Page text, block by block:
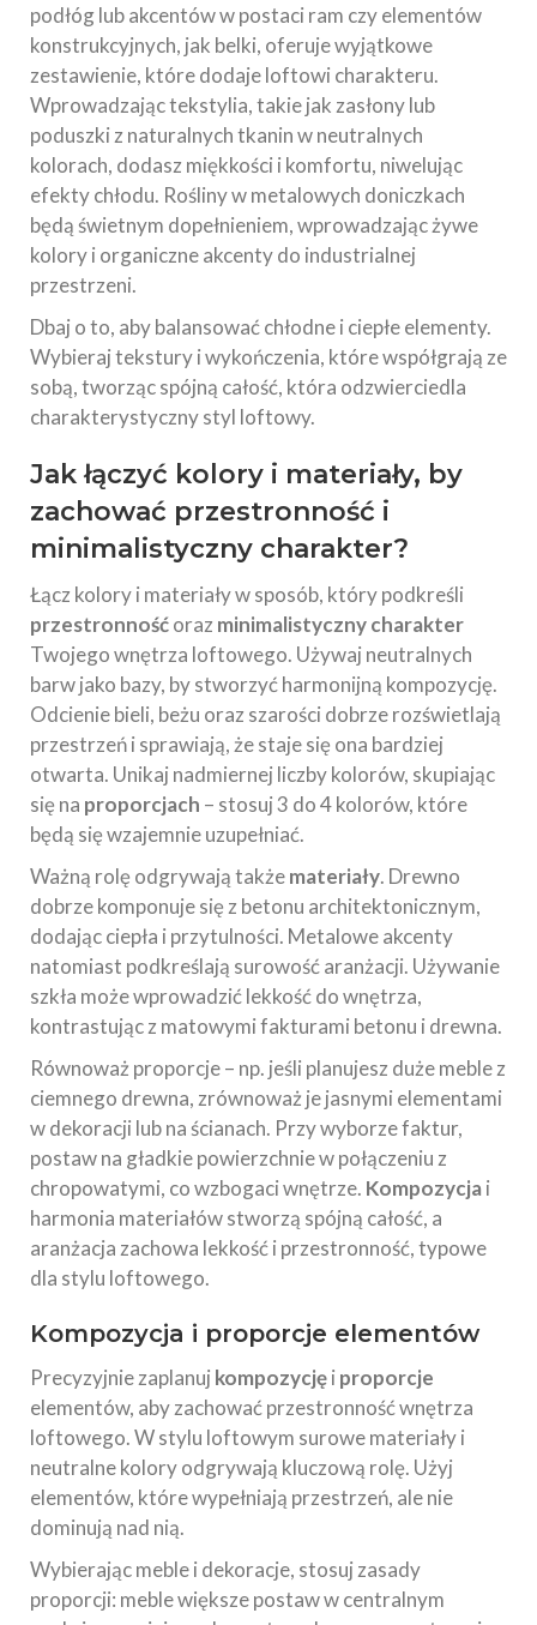
podłóg lub akcentów w postaci ram czy elementów
konstrukcyjnych, jak belki, oferuje wyjątkowe
zestawienie, które dodaje loftowi charakteru.
Wprowadzając tekstylia, takie jak zasłony lub
poduszki z naturalnych tkanin w neutralnych
kolorach, dodasz miękkości i komfortu, niwelując
efekty chłodu. Rośliny w metalowych doniczkach
będą świetnym dopełnieniem, wprowadzając żywe
kolory i organiczne akcenty do industrialnej
przestrzeni.
Dbaj o to, aby balansować chłodne i ciepłe elementy.
Wybieraj tekstury i wykończenia, które współgrają ze
sobą, tworząc spójną całość, która odzwierciedla
charakterystyczny styl loftowy.
Jak łączyć kolory i materiały, by
zachować przestronność i
minimalistyczny charakter?
Łącz kolory i materiały w sposób, który podkreśli
przestronnośćoraz minimalistyczny charakter
Twojego wnętrza loftowego. Używaj neutralnych
barw jako bazy, by stworzyć harmonijną kompozycję.
Odcienie bieli, beżu oraz szarości dobrze rozświetlają
przestrzeń i sprawiają, że staje się ona bardziej
otwarta. Unikaj nadmiernej liczby kolorów, skupiając
się na proporcjach – stosuj 3 do 4 kolorów, które
będą się wzajemnie uzupełniać.
Ważną rolę odgrywają takżemateriały. Drewno
dobrze komponuje się z betonu architektonicznym,
dodając ciepła i przytulności. Metalowe akcenty
natomiast podkreślają surowość aranżacji. Używanie
szkła może wprowadzić lekkość do wnętrza,
kontrastując z matowymi fakturami betonu i drewna.
Równoważ proporcje – np. jeśli planujesz duże meble z
ciemnego drewna, zrównoważ je jasnymi elementami
w dekoracji lub na ścianach. Przy wyborze faktur,
postaw na gładkie powierzchnie w połączeniu z
chropowatymi, co wzbogaci wnętrze. Kompozycjai
harmonia materiałów stworzą spójną całość, a
aranżacja zachowa lekkość i przestronność, typowe
dla stylu loftowego.
Kompozycja i proporcje elementów
Precyzyjnie zaplanuj kompozycjęi proporcje
elementów, aby zachować przestronność wnętrza
loftowego. W stylu loftowym surowe materiały i
neutralne kolory odgrywają kluczową rolę. Użyj
elementów, które wypełniają przestrzeń, ale nie
dominują nad nią.
Wybierając meble i dekoracje, stosuj zasady
proporcji: meble większe postaw w centralnym